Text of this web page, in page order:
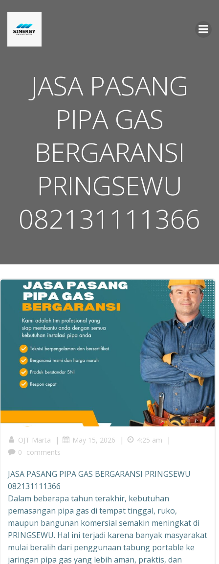
JASA PASANG
PIPA GAS
BERGARANSI
PRINGSEWU
082131111366
OJT Marta | May 15, 2026 | 4:25 am |
0 comments
JASA PASANG PIPA GAS BERGARANSI PRINGSEWU
082131111366
Dalam beberapa tahun terakhir, kebutuhan
pemasangan pipa gas di tempat tinggal, ruko,
maupun bangunan komersial semakin meningkat di
PRINGSEWU. Hal ini terjadi karena banyak masyarakat
mulai beralih dari penggunaan tabung portable ke
jaringan pipa gas yang lebih aman, praktis, dan